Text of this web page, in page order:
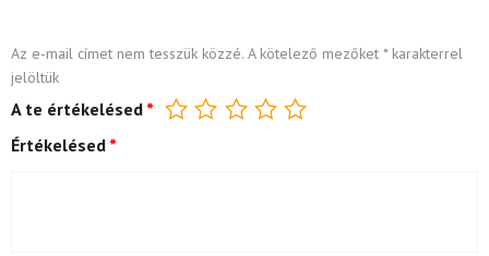
Az e-mail címet nem tesszük közzé. A kötelező mezőket *karakterrel
jelöltük
A te értékelésed *
Értékelésed *